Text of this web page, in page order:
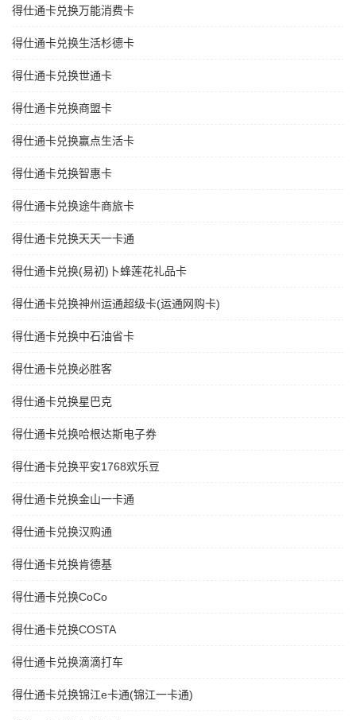
得仕通卡兑换万能消费卡
得仕通卡兑换生活杉德卡
得仕通卡兑换世通卡
得仕通卡兑换商盟卡
得仕通卡兑换赢点生活卡
得仕通卡兑换智惠卡
得仕通卡兑换途牛商旅卡
得仕通卡兑换天天一卡通
得仕通卡兑换(易初)卜蜂莲花礼品卡
得仕通卡兑换神州运通超级卡(运通网购卡)
得仕通卡兑换中石油省卡
得仕通卡兑换必胜客
得仕通卡兑换星巴克
得仕通卡兑换哈根达斯电子券
得仕通卡兑换平安1768欢乐豆
得仕通卡兑换金山一卡通
得仕通卡兑换汉购通
得仕通卡兑换肯德基
得仕通卡兑换CoCo
得仕通卡兑换COSTA
得仕通卡兑换滴滴打车
得仕通卡兑换锦江e卡通(锦江一卡通)